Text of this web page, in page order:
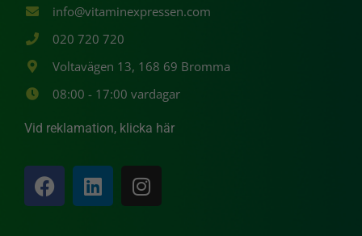
info@vitaminexpressen.com
020 720 720
Voltavägen 13, 168 69 Bromma
08:00 - 17:00 vardagar
Vid reklamation, klicka här